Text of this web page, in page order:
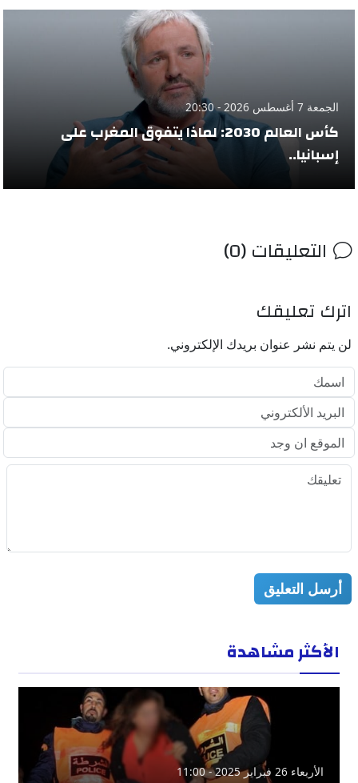
الجمعة 7 أغسطس 2026 - 20:30
كأس العالم 2030: لماذا يتفوق المغرب على
إسبانيا..
التعليقات (0)
اترك تعليقك
لن يتم نشر عنوان بريدك الإلكتروني.
أرسل التعليق
الأكثر مشاهدة
الأربعاء 26 فبراير 2025 - 11:00